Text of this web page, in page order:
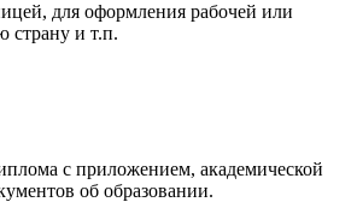
для оформления рабочей или
страну и т.п.
с приложением, академической
об образовании.